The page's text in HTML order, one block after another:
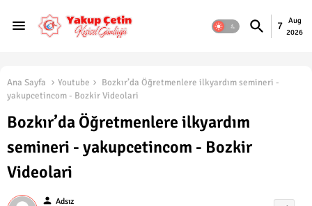
7
Aug
2026
Ana Sayfa Youtube
Bozkır’da Öğretmenlere ilkyardım semineri -
yakupcetincom - Bozkir Videolari
Bozkır’da Öğretmenlere ilkyardım
semineri - yakupcetincom - Bozkir
Videolari
person Adsız